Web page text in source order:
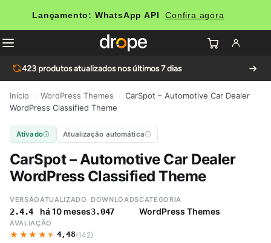
Lançamento: WhatsApp API Confira agora
423 produtos atualizados nos últimos 7 dias
Início WordPress Themes
CarSpot – Automotive Car Dealer
WordPress Classified Theme
Ativado Atualização automática
CarSpot – Automotive Car Dealer
WordPress Classified Theme
VERSÃO
2.4.4
ATUALIZADO
há 10 meses
DOWNLOADS
3.047
CATEGORIA
WordPress Themes
AVALIAÇÃO
★★★★★
★★★★★ 4,48(142)